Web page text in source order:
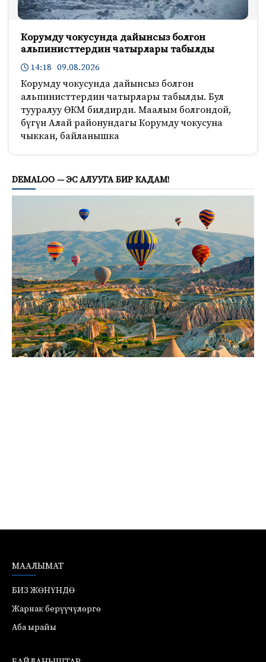
Корумду чокусунда дайынсыз болгон
альпинисттердин чатырлары табылды
14:18 09.08.2026
Корумду чокусунда дайынсыз болгон
альпинисттердин чатырлары табылды. Бул
тууралуу ӨКМ билдирди. Маалым болгондой,
бүгүн Алай районундагы Корумду чокусуна
чыккан, байланышка
DEMALOO — ЭС АЛУУГА БИР КАДАМ!
МААЛЫМАТ
БИЗ ЖӨНҮНДӨ
Жарнак берүүчүлөргө
Аба ырайы